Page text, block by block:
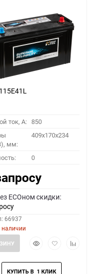
ток, A: 850
мм:
409x170x234
0
ECOном скидки:
66937
наличии
БыстрыйДобавить
избранное
Добавить